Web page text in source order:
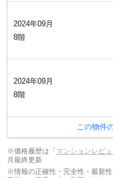
2024年09月
8階
2024年09月
8階
この物件
※価格履歴は「マンションレビ
月最終更新
※情報の正確性・完全性・最新性